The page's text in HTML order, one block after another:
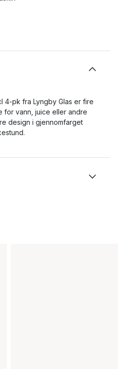
4-pk fra Lyngby Glas er fire
for vann, juice eller andre
design i gjennomfarget